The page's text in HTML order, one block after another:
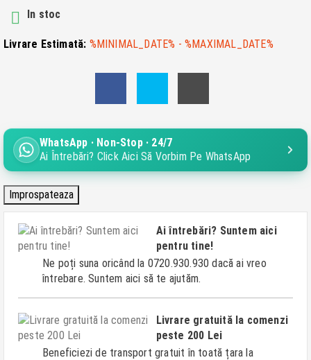
 In stoc
Livrare Estimată: %MINIMAL_DATE% - %MAXIMAL_DATE%
WhatsApp · Non-Stop · 24/7
Ai Întrebări? Click Aici Să Vorbim Pe WhatsApp
Ai întrebări? Suntem aici
pentru tine!
Ne poți suna oricând la 0720.930.930 dacă ai vreo
întrebare. Suntem aici să te ajutăm.
Livrare gratuită la comenzi
peste 200 Lei
Beneficiezi de transport gratuit în toată țara la